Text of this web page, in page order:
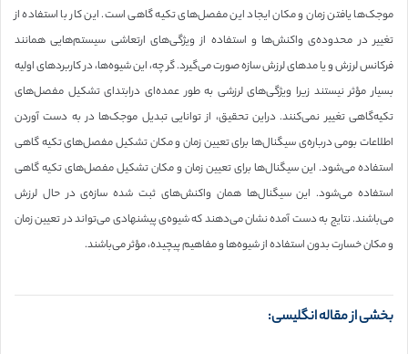
موجک‌ها یافتن زمان و مکان ایجاد این مفصل‌های تکیه گاهی است. این کار با استفاده از
تغییر در محدوده‌ی واکنش‌ها و استفاده از ویژگی‌های ارتعاشی سیستم‌هایی همانند
فرکانس لرزش و یا مدهای لرزش سازه صورت می‌گیرد. گر چه، این شیوه‌ها، در کاربردهای اولیه
بسیار مؤثر نیستند زیرا ویژگی‌های لرزشی به طور عمده‌ای درابتدای تشکیل مفصل‌های
تکیه‌گاهی تغییر نمی‌کنند. دراین تحقیق، از توانایی تبدیل موجک‌ها در به دست آوردن
اطلاعات بومی درباره‌ی سیگنال‌ها برای تعیین زمان و مکان تشکیل مفصل‌های تکیه گاهی
استفاده می‌شود. این سیگنال‌ها برای تعیین زمان و مکان تشکیل مفصل‌های تکیه گاهی
استفاده می‌شود. این سیگنال‌ها همان واکنش‌های ثبت شده سازه‌ی در حال لرزش
می‌باشند. نتایج به دست آمده نشان می‌دهند که شیوه‌ی پیشنهادی می‌تواند در تعیین زمان
و مکان خسارت بدون استفاده از شیوه‌ها و مفاهیم پیچیده، مؤثر می‌باشند.
بخشی از مقاله انگلیسی: